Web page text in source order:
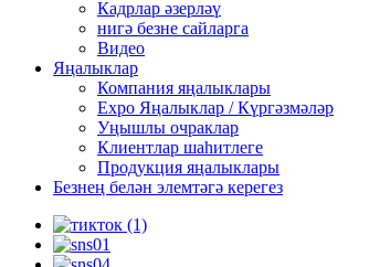
Кадрлар әзерләү
нигә безне сайларга
Видео
Яңалыклар
Компания яңалыклары
Expo Яңалыклар / Күргәзмәләр
Уңышлы очраклар
Клиентлар шаһитлеге
Продукция яңалыклары
Безнең белән элемтәгә керегез